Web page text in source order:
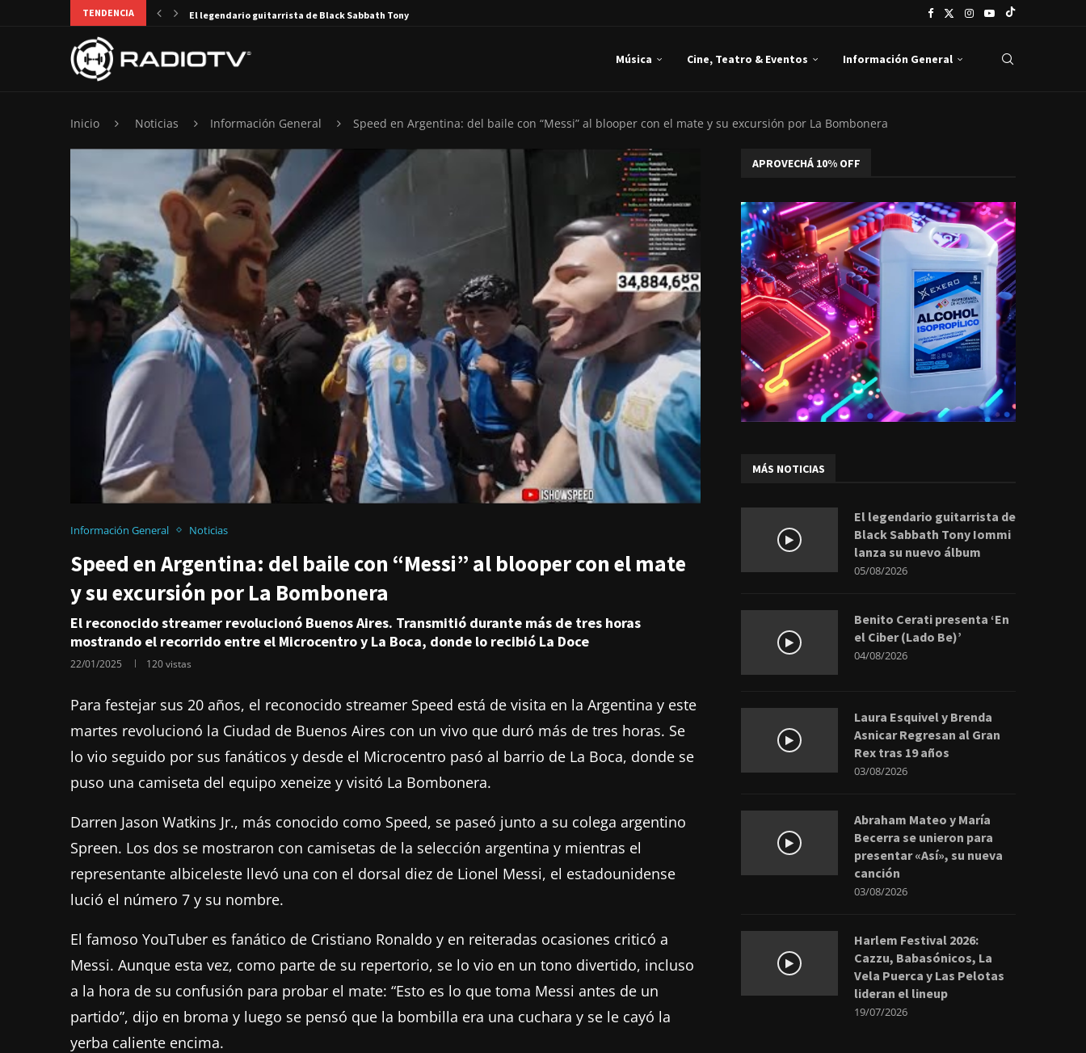
TENDENCIA El legendario guitarrista de Black Sabbath Tony Iommi...
Música Cine, Teatro & Eventos Información General
Inicio Noticias Información General Speed en Argentina: del baile con “Messi” al blooper con el mate y su excursión por La Bombonera
Información General Noticias
Speed en Argentina: del baile con “Messi” al blooper con el mate
y su excursión por La Bombonera
El reconocido streamer revolucionó Buenos Aires. Transmitió durante más de tres horas
mostrando el recorrido entre el Microcentro y La Boca, donde lo recibió La Doce
22/01/2025 120vistas
Para festejar sus 20 años, el reconocido streamer Speed está de visita en la Argentina y este
martes revolucionó la Ciudad de Buenos Aires con un vivo que duró más de tres horas. Se
lo vio seguido por sus fanáticos y desde el Microcentro pasó al barrio de La Boca, donde se
puso una camiseta del equipo xeneize y visitó La Bombonera.
Darren Jason Watkins Jr., más conocido como Speed, se paseó junto a su colega argentino
Spreen. Los dos se mostraron con camisetas de la selección argentina y mientras el
representante albiceleste llevó una con el dorsal diez de Lionel Messi, el estadounidense
lució el número 7 y su nombre.
El famoso YouTuber es fanático de Cristiano Ronaldo y en reiteradas ocasiones criticó a
Messi. Aunque esta vez, como parte de su repertorio, se lo vio en un tono divertido, incluso
a la hora de su confusión para probar el mate: “Esto es lo que toma Messi antes de un
partido”, dijo en broma y luego se pensó que la bombilla era una cuchara y se le cayó la
yerba caliente encima.
APROVECHÁ 10% OFF
MÁS NOTICIAS
El legendario guitarrista de
Black Sabbath Tony Iommi
lanza su nuevo álbum
05/08/2026
Benito Cerati presenta ‘En
el Ciber (Lado Be)’
04/08/2026
Laura Esquivel y Brenda
Asnicar Regresan al Gran
Rex tras 19 años
03/08/2026
Abraham Mateo y María
Becerra se unieron para
presentar «Así», su nueva
canción
03/08/2026
Harlem Festival 2026:
Cazzu, Babasónicos, La
Vela Puerca y Las Pelotas
lideran el lineup
19/07/2026